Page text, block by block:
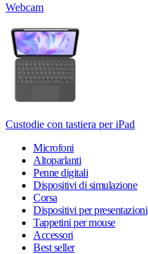
Webcam
Custodie con tastiera per iPad
Microfoni
Altoparlanti
Penne digitali
Dispositivi di simulazione
Corsa
Dispositivi per presentazioni
Tappetini per mouse
Accessori
Best seller